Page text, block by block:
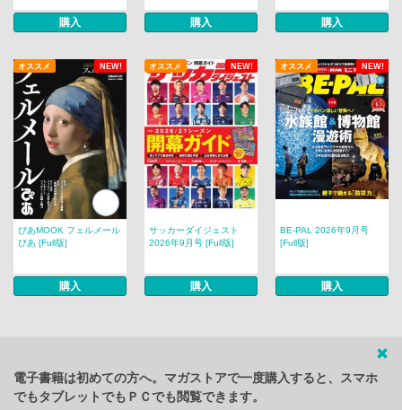
購入 購入 購入
NEW!
オススメ NEW!
オススメ NEW!
オススメ
ぴあMOOK フェルメール
ぴあ [Full版]
購入
サッカーダイジェスト
2026年9月号 [Full版]
購入
BE-PAL 2026年9月号
[Full版]
購入
電子書籍は初めての方へ。マガストアで一度購入すると、スマホ
でもタブレットでもＰＣでも閲覧できます。